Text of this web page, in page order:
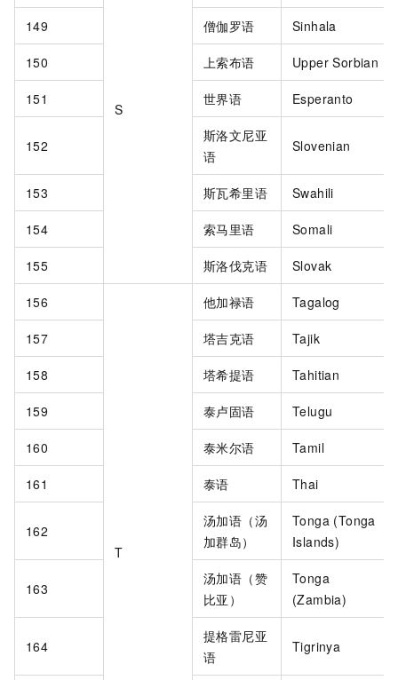
S
149 僧伽罗语 Sinhala
150 上索布语 Upper Sorbian
151 世界语 Esperanto
152
斯洛文尼亚
语
Slovenian
153 斯瓦希里语 Swahili
154 索马里语 Somali
155 斯洛伐克语 Slovak
156
T
他加禄语 Tagalog
157 塔吉克语 Tajik
158 塔希提语 Tahitian
159 泰卢固语 Telugu
160 泰米尔语 Tamil
161 泰语 Thai
162
汤加语（汤
加群岛）
Tonga (Tonga
Islands)
163
汤加语（赞
比亚）
Tonga
(Zambia)
164
提格雷尼亚
语
Tigrinya